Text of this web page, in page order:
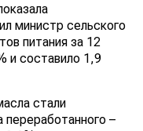
министр сельского
питания за 12
и составило 1,9
стали
–